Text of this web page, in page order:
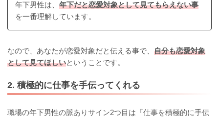
年下男性は、 年下だと恋愛対象として見てもらえない事
を一番理解しています。
なので、あなたが恋愛対象だと伝える事で、 自分も恋愛対象
として見てほしいということです。
2. 積極的に仕事を手伝ってくれる
職場の年下男性の脈ありサイン2つ目は『仕事を積極的に手伝